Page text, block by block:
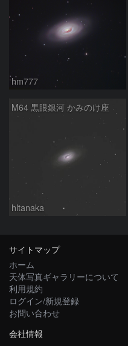
hm777
M64 黒眼銀河 かみのけ座
hltanaka
サイトマップ
ホーム
天体写真ギャラリーについて
利用規約
ログイン/新規登録
お問い合わせ
会社情報